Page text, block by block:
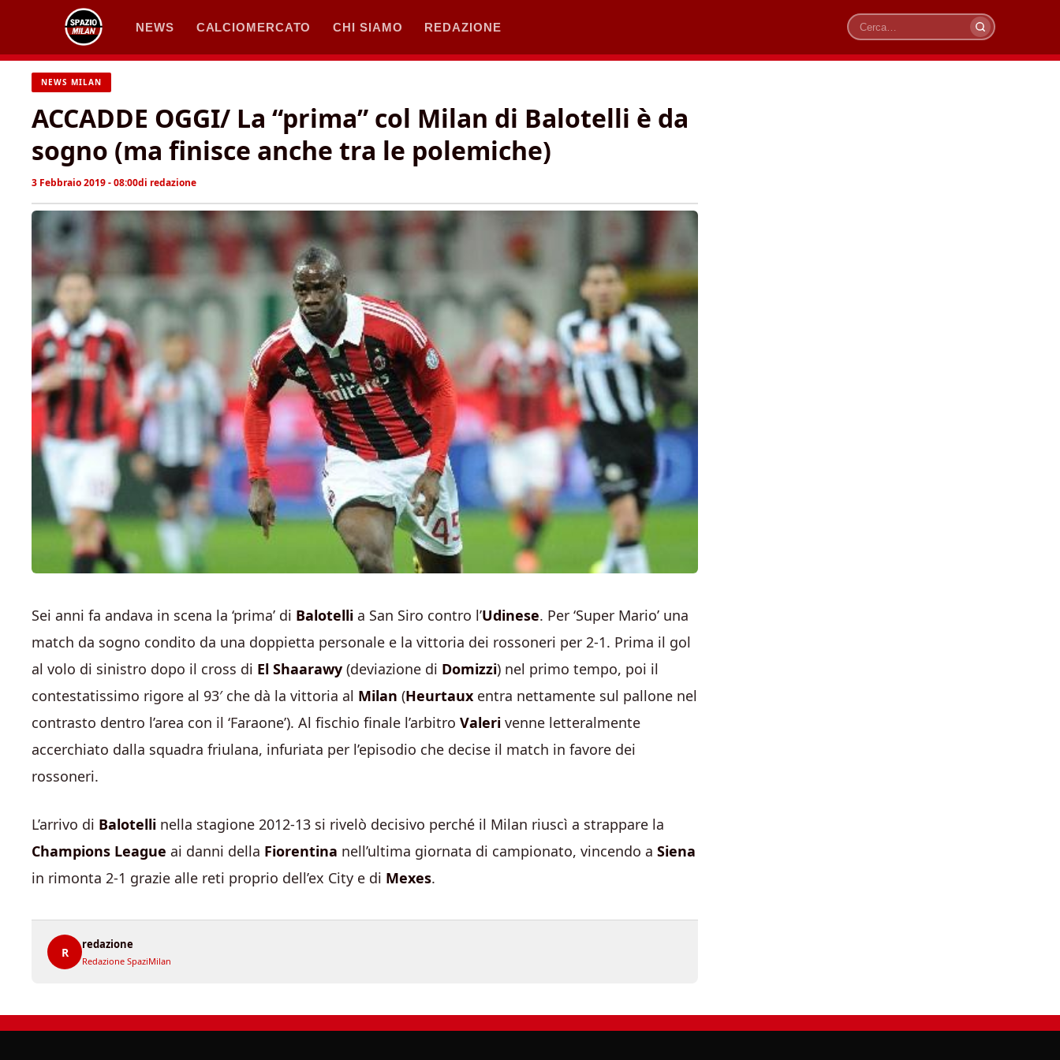
contenuto
NEWS CALCIOMERCATO CHI SIAMO REDAZIONE
Cerca
NEWS MILAN
ACCADDE OGGI/ La “prima” col Milan di Balotelli è da
sogno (ma finisce anche tra le polemiche)
3 Febbraio 2019 - 08:00di redazione
Sei anni fa andava in scena la ‘prima’ di Balotelli a San Siro contro l’Udinese. Per ‘Super Mario’ una
match da sogno condito da una doppietta personale e la vittoria dei rossoneri per 2-1. Prima il gol
al volo di sinistro dopo il cross di El Shaarawy (deviazione di Domizzi) nel primo tempo, poi il
contestatissimo rigore al 93′ che dà la vittoria al Milan (Heurtaux entra nettamente sul pallone nel
contrasto dentro l’area con il ‘Faraone’). Al fischio finale l’arbitro Valeri venne letteralmente
accerchiato dalla squadra friulana, infuriata per l’episodio che decise il match in favore dei
rossoneri.
L’arrivo di Balotelli nella stagione 2012-13 si rivelò decisivo perché il Milan riuscì a strappare la
Champions League ai danni della Fiorentina nell’ultima giornata di campionato, vincendo a Siena
in rimonta 2-1 grazie alle reti proprio dell’ex City e di Mexes.
R
redazione
Redazione SpaziMilan